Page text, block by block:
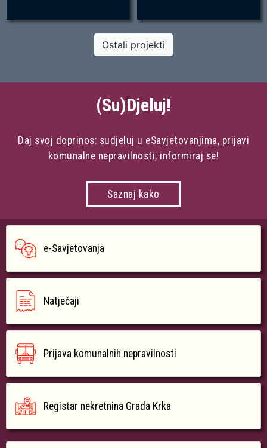
Ostali projekti
(Su)Djeluj!
Daj svoj doprinos: sudjeluj u eSavjetovanjima, prijavi
komunalne nepravilnosti, informiraj se!
Saznaj kako
e-Savjetovanja
Natječaji
Prijava komunalnih nepravilnosti
Registar nekretnina Grada Krka